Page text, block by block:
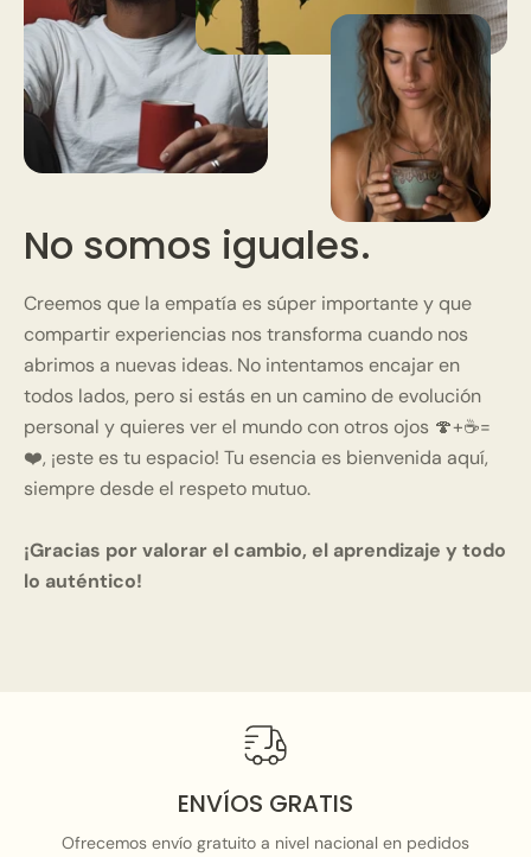
Sort by
06/25/2025
Helena
Nos encantó
Este café tiene un sabor delicioso. Es suave, con notas a
cacao. De los 4 que he probado hasta ahora, es el que
más nos ha gustado. Recomendado.
No somos iguales.
Creemos que la empatía es súper importante y que
compartir experiencias nos transforma cuando nos
abrimos a nuevas ideas. No intentamos encajar en
todos lados, pero si estás en un camino de evolución
personal y quieres ver el mundo con otros ojos 🍄+☕=
❤️, ¡este es tu espacio! Tu esencia es bienvenida aquí,
siempre desde el respeto mutuo.
¡Gracias por valorar el cambio, el aprendizaje y todo
lo auténtico!
ENVÍOS GRATIS
Ofrecemos envío gratuito a nivel nacional en pedidos